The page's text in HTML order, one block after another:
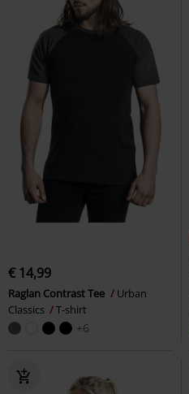
€ 14,99
Raglan Contrast Tee
Urban
Classics
T-shirt
+6